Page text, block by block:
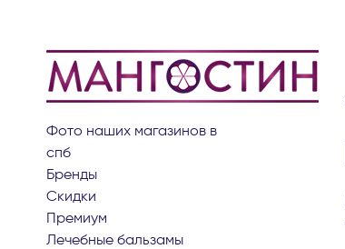
фото наших магазинов в
спб
бренды
скидки
премиум
лечебные бальзамы